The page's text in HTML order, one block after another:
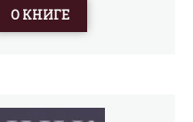
на сканах Father'a были
качественных
О КНИГЕ